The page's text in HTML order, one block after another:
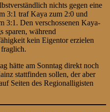
nichts gegen eine
3:1 traf Kaya zum 2:0 und
3:1. Den verschossenen Kaya-
sparen, während
kein Eigentor erzielen
hätte am Sonntag direkt noch
stattfinden sollen, der aber
Seiten des Regionalligisten